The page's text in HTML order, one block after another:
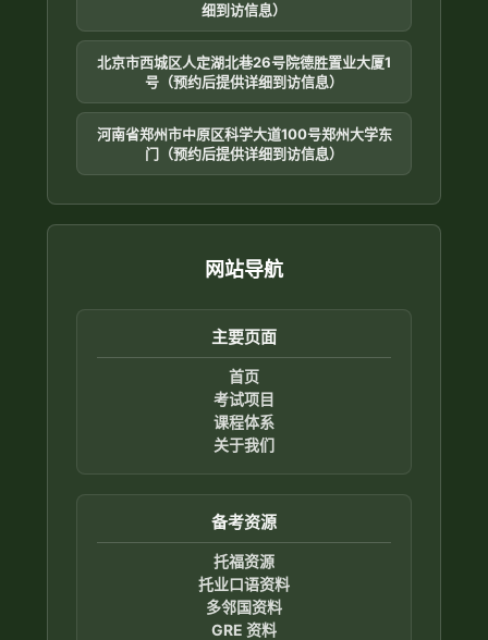
细到访信息）
北京市西城区人定湖北巷26号院德胜置业大厦1
号（预约后提供详细到访信息）
河南省郑州市中原区科学大道100号郑州大学东
门（预约后提供详细到访信息）
网站导航
主要页面
首页
考试项目
课程体系
关于我们
备考资源
托福资源
托业口语资料
多邻国资料
GRE 资料